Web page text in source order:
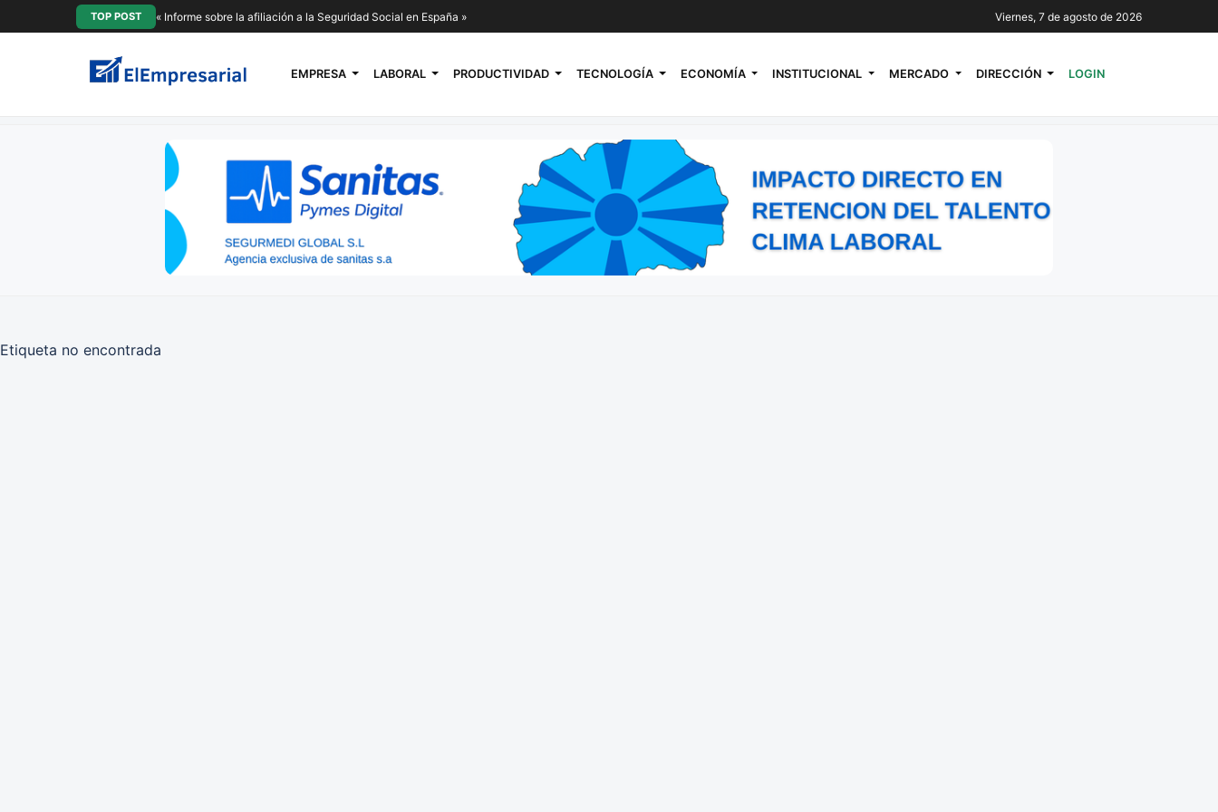
TOP POST « Informe sobre la afiliación a la Seguridad Social en España » Viernes, 7 de agosto de 2026
EMPRESA LABORAL PRODUCTIVIDAD TECNOLOGÍA ECONOMÍA INSTITUCIONAL MERCADO DIRECCIÓN LOGIN
Etiqueta no encontrada